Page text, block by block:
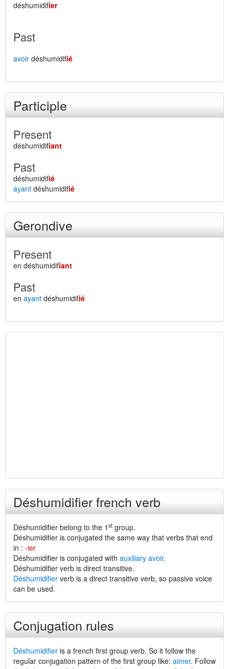
déshumidifier
Past
avoir déshumidifié
Participle
Present
déshumidifiant
Past
déshumidifié
ayant déshumidifié
Gerondive
Present
en déshumidifiant
Past
en ayant déshumidifié
Déshumidifier french verb
Déshumidifier belong to the 1 st group.
Déshumidifier is conjugated the same way that verbs that end
in : -ier
Déshumidifier is conjugated with auxiliary avoir.
Déshumidifier verb is direct transitive.
Déshumidifier verb is a direct transitive verb, so passive voice
can be used.
Conjugation rules
Déshumidifier is a french first group verb. So it follow the
regular conjugation pattern of the first group like: aimer. Follow